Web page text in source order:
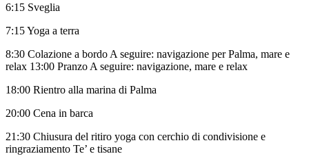
6:15 Sveglia
7:15 Yoga a terra
8:30 Colazione a bordo A seguire: navigazione per Palma, mare e
relax 13:00 Pranzo A seguire: navigazione, mare e relax
18:00 Rientro alla marina di Palma
20:00 Cena in barca
21:30 Chiusura del ritiro yoga con cerchio di condivisione e
ringraziamento Te’ e tisane